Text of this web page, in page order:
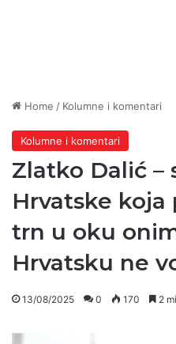
Home / Kolumne i komentari
Kolumne i komentari
Zlatko Dalić –
Hrvatske koja
trn u oku
Hrvatsku ne
13/08/2025 0 170 2